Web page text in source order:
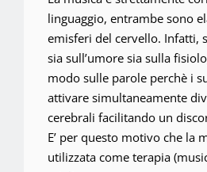
linguaggio, entrambe sono
emisferi del cervello. Infatti,
sia sull’umore sia sulla
modo sulle parole perchè i
attivare simultaneamente
cerebrali facilitando un
E’ per questo motivo che la
utilizzata come terapia